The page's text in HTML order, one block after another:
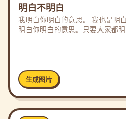
明白不明白
我明白你明白的意思。 我也是明
明白你明白的意思。只要大家都
生成图片